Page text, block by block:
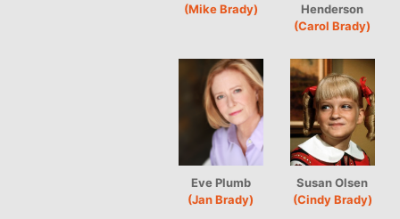
(Mike Brady)
Henderson
(Carol Brady)
Eve Plumb
(Jan Brady)
Susan Olsen
(Cindy Brady)